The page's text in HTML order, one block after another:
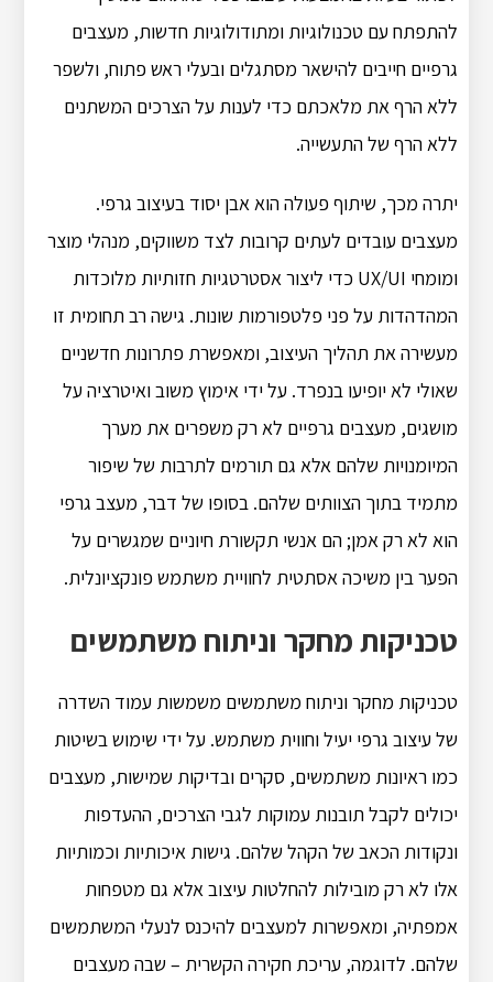
להתפתח עם טכנולוגיות ומתודולוגיות חדשות, מעצבים
גרפיים חייבים להישאר מסתגלים ובעלי ראש פתוח, ולשפר
ללא הרף את מלאכתם כדי לענות על הצרכים המשתנים
ללא הרף של התעשייה.
יתרה מכך, שיתוף פעולה הוא אבן יסוד בעיצוב גרפי.
מעצבים עובדים לעתים קרובות לצד משווקים, מנהלי מוצר
ומומחי UX/UI כדי ליצור אסטרטגיות חזותיות מלוכדות
המהדהדות על פני פלטפורמות שונות. גישה רב תחומית זו
מעשירה את תהליך העיצוב, ומאפשרת פתרונות חדשניים
שאולי לא יופיעו בנפרד. על ידי אימוץ משוב ואיטרציה על
מושגים, מעצבים גרפיים לא רק משפרים את מערך
המיומנויות שלהם אלא גם תורמים לתרבות של שיפור
מתמיד בתוך הצוותים שלהם. בסופו של דבר, מעצב גרפי
הוא לא רק אמן; הם אנשי תקשורת חיוניים שמגשרים על
הפער בין משיכה אסתטית לחוויית משתמש פונקציונלית.
טכניקות מחקר וניתוח משתמשים
טכניקות מחקר וניתוח משתמשים משמשות עמוד השדרה
של עיצוב גרפי יעיל וחווית משתמש. על ידי שימוש בשיטות
כמו ראיונות משתמשים, סקרים ובדיקות שמישות, מעצבים
יכולים לקבל תובנות עמוקות לגבי הצרכים, ההעדפות
ונקודות הכאב של הקהל שלהם. גישות איכותיות וכמותיות
אלו לא רק מובילות להחלטות עיצוב אלא גם מטפחות
אמפתיה, ומאפשרות למעצבים להיכנס לנעלי המשתמשים
שלהם. לדוגמה, עריכת חקירה הקשרית – שבה מעצבים